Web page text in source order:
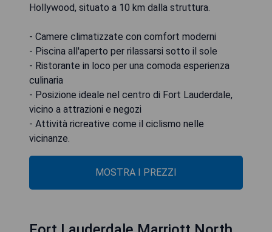
Hollywood, situato a 10 km dalla struttura.
- Camere climatizzate con comfort moderni
- Piscina all'aperto per rilassarsi sotto il sole
- Ristorante in loco per una comoda esperienza
culinaria
- Posizione ideale nel centro di Fort Lauderdale,
vicino a attrazioni e negozi
- Attività ricreative come il ciclismo nelle
vicinanze.
MOSTRA I PREZZI